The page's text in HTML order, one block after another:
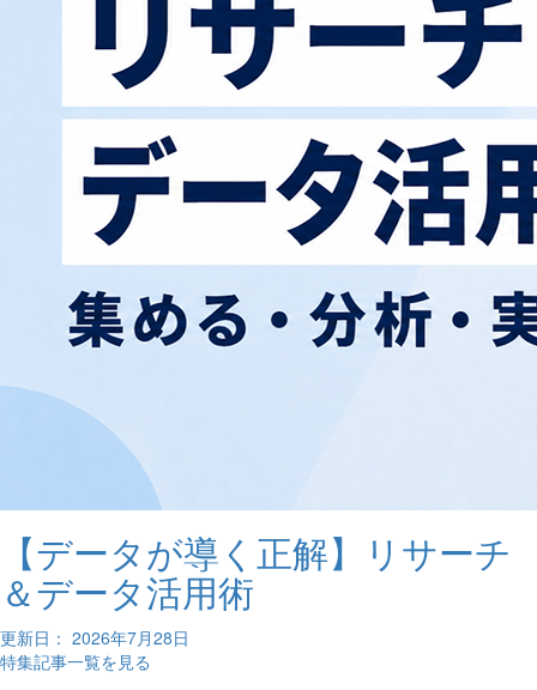
【データが導く正解】リサーチ
＆データ活用術
更新日： 2026年7月28日
特集記事一覧を見る